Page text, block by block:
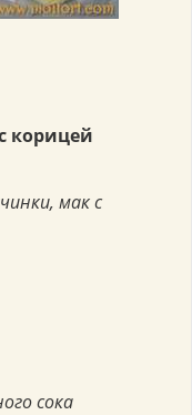
корицей
мак с
сока